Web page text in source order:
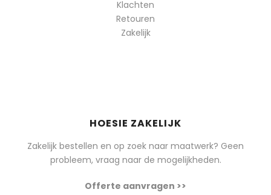
Klachten
Retouren
Zakelijk
HOESIE ZAKELIJK
Zakelijk bestellen en op zoek naar maatwerk? Geen
probleem, vraag naar de mogelijkheden.
Offerte aanvragen >>